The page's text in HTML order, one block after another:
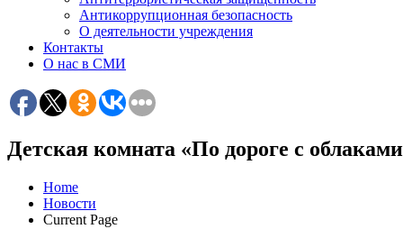
Антикоррупционная безопасность
О деятельности учреждения
Контакты
О нас в СМИ
Детская комната «По дороге с
Home
Новости
Current Page